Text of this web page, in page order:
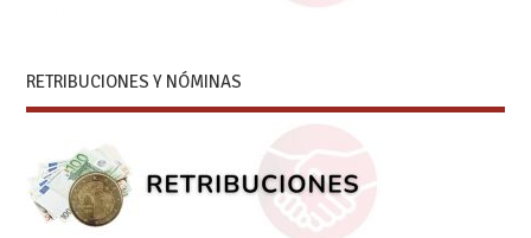
RETRIBUCIONES Y NÓMINAS